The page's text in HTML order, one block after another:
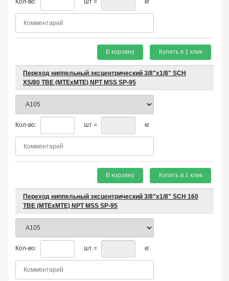
Кол-во: шт = кг
В корзину Купить в 1 клик
Переход ниппельный эксцентрический 3/8"х1/8" SCH
XS/80 TBE (MTEхMTE) NPT MSS SP-95
Кол-во: шт = кг
В корзину Купить в 1 клик
Переход ниппельный эксцентрический 3/8"х1/8" SCH 160
TBE (MTEхMTE) NPT MSS SP-95
Кол-во: шт = кг